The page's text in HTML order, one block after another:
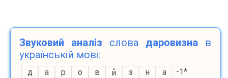
Звуковий аналіз слова даровизна в
українській мові:
д а р о в и з н а
-1*